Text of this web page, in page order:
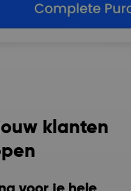
klanten